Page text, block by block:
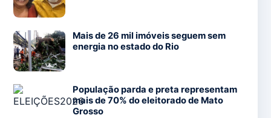
Mais de 26 mil imóveis seguem sem
energia no estado do Rio
População parda e preta representam
mais de 70% do eleitorado de Mato
Grosso